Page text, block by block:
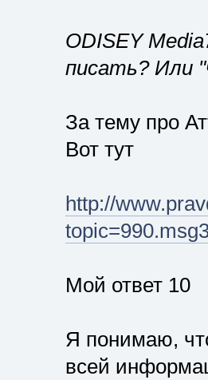
ODISEY
писать? Или
За тему про
Вот тут
http://
Мой ответ 10
Я понимаю,
всей